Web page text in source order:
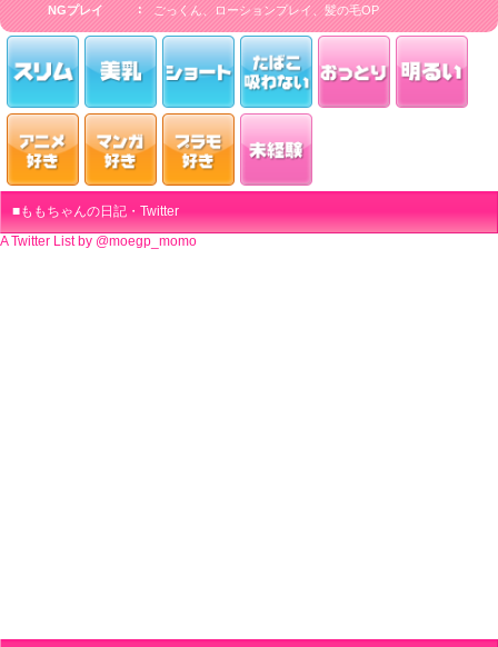
NGプレイ ごっくん、ローションプレイ、髪の毛OP
ももちゃんの日記・Twitter
A Twitter List by @moegp_momo